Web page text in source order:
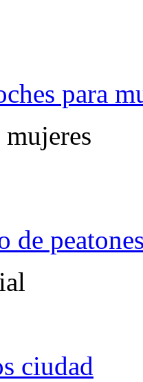
para
mujeres
de
ciudad